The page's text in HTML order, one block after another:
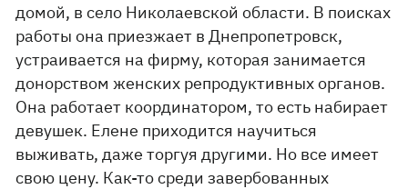
домой, в село Николаевской области. В поисках
работы она приезжает в Днепропетровск,
устраивается на фирму, которая занимается
донорством женских репродуктивных органов.
Она работает координатором, то есть набирает
девушек. Елене приходится научиться
выживать, даже торгуя другими. Но все имеет
свою цену. Как-то среди завербованных